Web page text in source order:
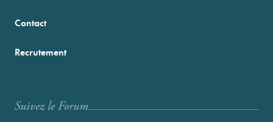
Contact
Recrutement
Suivez le Forum